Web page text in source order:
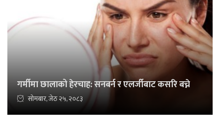
गर्मीमा छालाको हेरचाह: सनबर्न र एलर्जीबाट कसरि बच्ने
सोमबार, जेठ २५, २०८३